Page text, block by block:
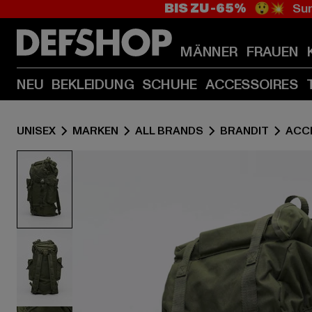
BIS ZU -65% 😲💥
MÄNNER FRAUEN
NEU BEKLEIDUNG SCHUHE ACCESSOIRES
UNISEX MARKEN ALL BRANDS BRANDIT